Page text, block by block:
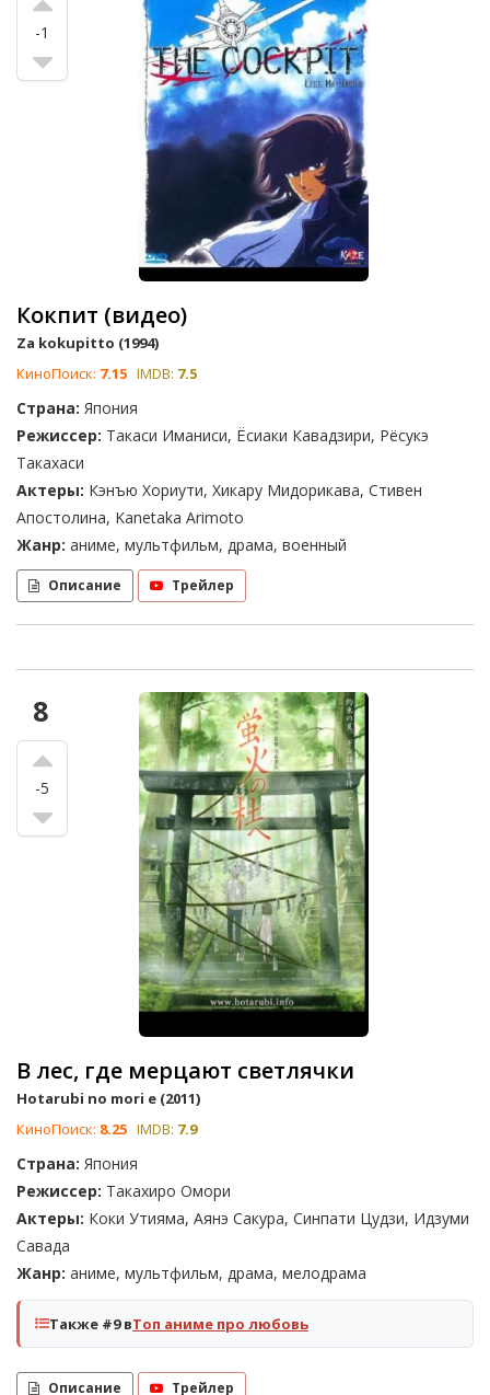
-1
Кокпит (видео)
Za kokupitto (1994)
КиноПоиск: 7.15 IMDB: 7.5
Страна: Япония
Режиссер: Такаси Иманиси, Ёсиаки Кавадзири, Рёсукэ
Такахаси
Актеры: Кэнъю Хориути, Хикару Мидорикава, Стивен
Апостолина, Kanetaka Arimoto
Жанр: аниме, мультфильм, драма, военный
Описание Трейлер
8
-5
В лес, где мерцают светлячки
Hotarubi no mori e (2011)
КиноПоиск: 8.25 IMDB: 7.9
Страна: Япония
Режиссер: Такахиро Омори
Актеры: Коки Утияма, Аянэ Сакура, Синпати Цудзи, Идзуми
Савада
Жанр: аниме, мультфильм, драма, мелодрама
Также #9 вТоп аниме про любовь
Описание Трейлер